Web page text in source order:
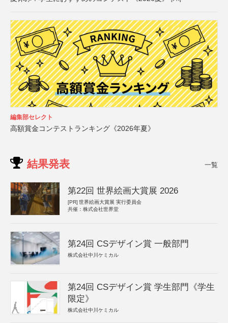
編集部セレクト
高額賞金コンテストランキング《2026年夏》
結果発表 一覧
第22回 世界絵画大賞展 2026
[PR] 世界絵画大賞展 実行委員会
共催：株式会社世界堂
第24回 CSデザイン賞 一般部門
株式会社中川ケミカル
第24回 CSデザイン賞 学生部門《学生
限定》
株式会社中川ケミカル